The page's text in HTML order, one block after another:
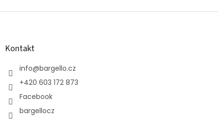
Z
Kontakt
info@bargello.cz
+420 603 172 873
Facebook
bargellocz